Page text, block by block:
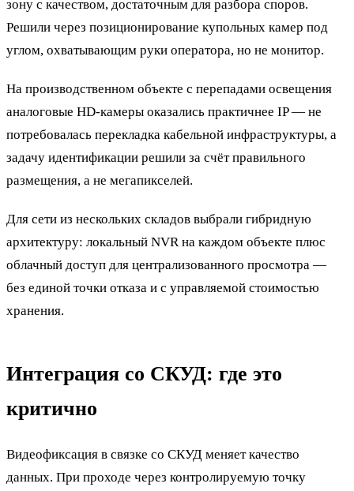
зону с качеством, достаточным для разбора споров.
Решили через позиционирование купольных камер под
углом, охватывающим руки оператора, но не монитор.
На производственном объекте с перепадами освещения
аналоговые HD-камеры оказались практичнее IP — не
потребовалась перекладка кабельной инфраструктуры, а
задачу идентификации решили за счёт правильного
размещения, а не мегапикселей.
Для сети из нескольких складов выбрали гибридную
архитектуру: локальный NVR на каждом объекте плюс
облачный доступ для централизованного просмотра —
без единой точки отказа и с управляемой стоимостью
хранения.
Интеграция со СКУД: где это
критично
Видеофиксация в связке со СКУД меняет качество
данных. При проходе через контролируемую точку